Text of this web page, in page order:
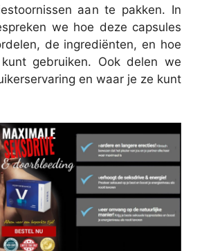
aan te pakken. In
we hoe deze capsules
de ingrediënten, en hoe
gebruiken. Ook delen we
en waar je ze kunt